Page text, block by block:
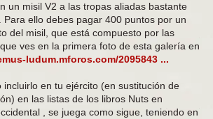
un misil V2 a las tropas aliadas bastante
Para ello debes pagar 400 puntos por un
del misil, que está compuesto por las
ves en la primera foto de esta galería en
ludum.mforos.com/2095843 ...
incluirlo en tu ejército (en sustitución de
en las listas de los libros Nuts en
, se juega como sigue, teniendo en